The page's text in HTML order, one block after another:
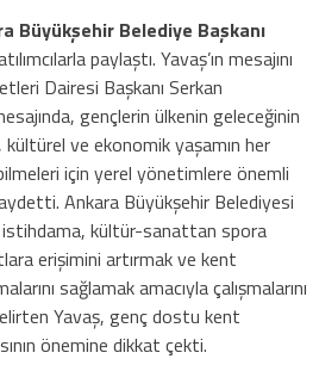
Büyükşehir Belediye Başkanı
paylaştı. Yavaş’ın mesajını
Dairesi Başkanı Serkan
gençlerin ülkenin geleceğinin
ve ekonomik yaşamın her
için yerel yönetimlere önemli
Ankara Büyükşehir Belediyesi
kültür-sanattan spora
erişimini artırmak ve kent
sağlamak amacıyla çalışmalarını
Yavaş, genç dostu kent
önemine dikkat çekti.